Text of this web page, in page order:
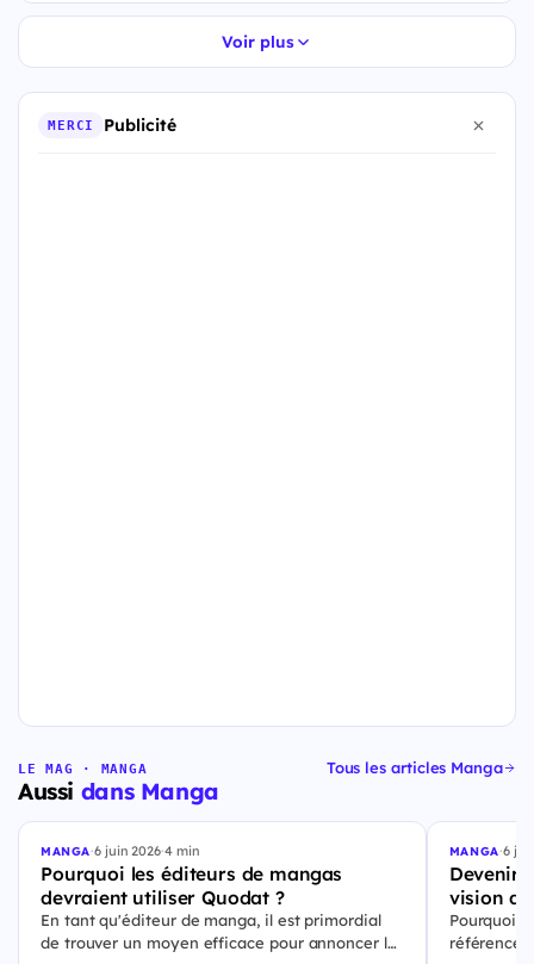
Voir plus
MERCI Publicité
LE MAG · MANGA
Aussi dans Manga
Tous les articles Manga
MANGA·6 juin 2026·4 min
Pourquoi les éditeurs de mangas
devraient utiliser Quodat ?
En tant qu'éditeur de manga, il est primordial
de trouver un moyen efficace pour annoncer les
MANGA·6
Devenir
vision
Pourquoi
référence